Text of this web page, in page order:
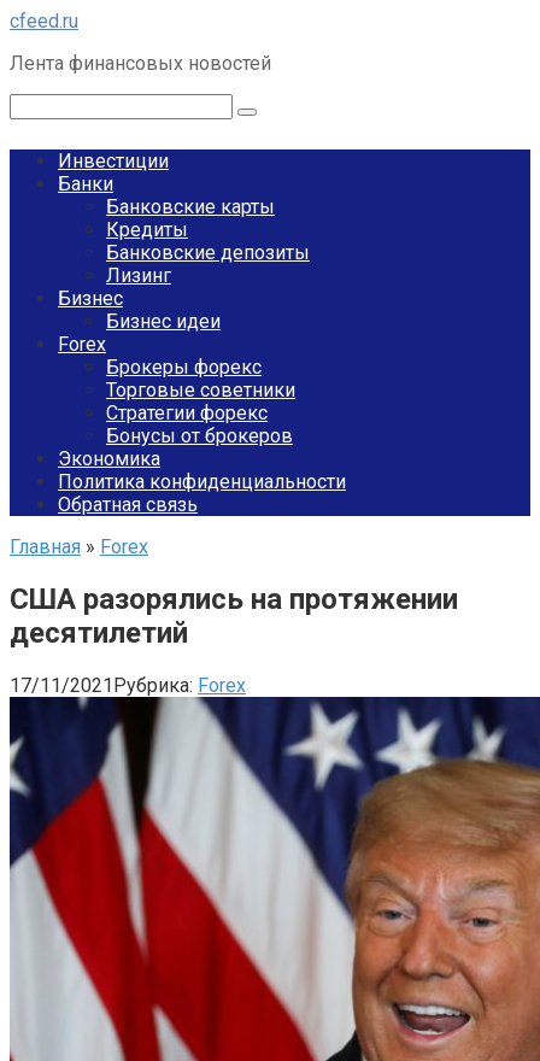
Перейти
контенту
cfeed.ru
Лента финансовых новостей
Инвестиции
Банки
Банковские карты
Кредиты
Банковские депозиты
Лизинг
Бизнес
Бизнес идеи
Forex
Брокеры форекс
Торговые советники
Стратегии форекс
Бонусы от брокеров
Экономика
Политика конфиденциальности
Обратная связь
Главная » Forex
США разорялись на протяжении
десятилетий
17/11/2021Рубрика: Forex